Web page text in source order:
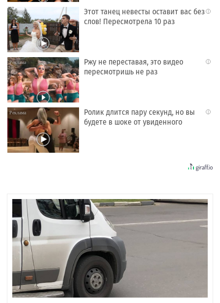
i
Этот танец невесты оставит вас без
слов! Пересмотрела 10 раз
i
Ржу не переставая, это видео
пересмотришь не раз
i
Ролик длится пару секунд, но вы
будете в шоке от увиденного